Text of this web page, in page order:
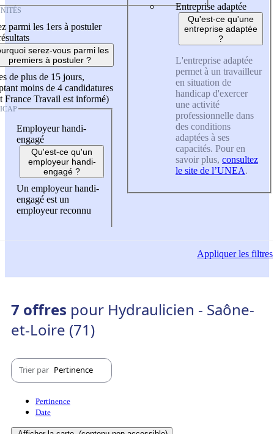
parmi les 1ers à postuler
serez-vous parmi les
premiers à postuler ?
de plus de 15 jours,
moins de 4 candidatures
France Travail est informé)
Employeur handi-
engagé
Qu'est-ce qu'un
employeur handi-
engagé ?
Un employeur handi-
engagé est un
employeur reconnu
Entreprise adaptée
Qu'est-ce qu'une
entreprise adaptée
?
L'entreprise adaptée
permet à un travailleur
en situation de
handicap d'exercer
une activité
professionnelle dans
des conditions
adaptées à ses
capacités. Pour en
savoir plus, consultez
le site de l’UNEA.
Appliquerles filtres
7 offres pour Hydraulicien - Saône-
et-Loire (71)
Trier par Pertinence
Pertinence
Date